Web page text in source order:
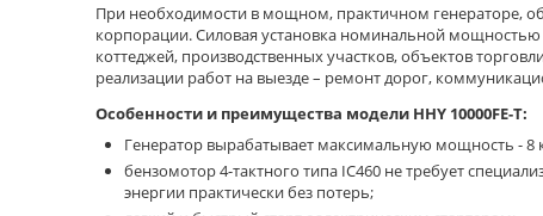
При необходимости в мощном, практичном генераторе,
корпорации. Силовая установка номинальной мощностью
коттеджей, производственных участков, объектов
реализации работ на выезде – ремонт дорог,
Особенности и преимущества модели HHY 10000FE-T:
Генератор вырабатывает максимальную мощность - 8
бензомотор 4-тактного типа IC460 не требует
энергии практически без потерь;